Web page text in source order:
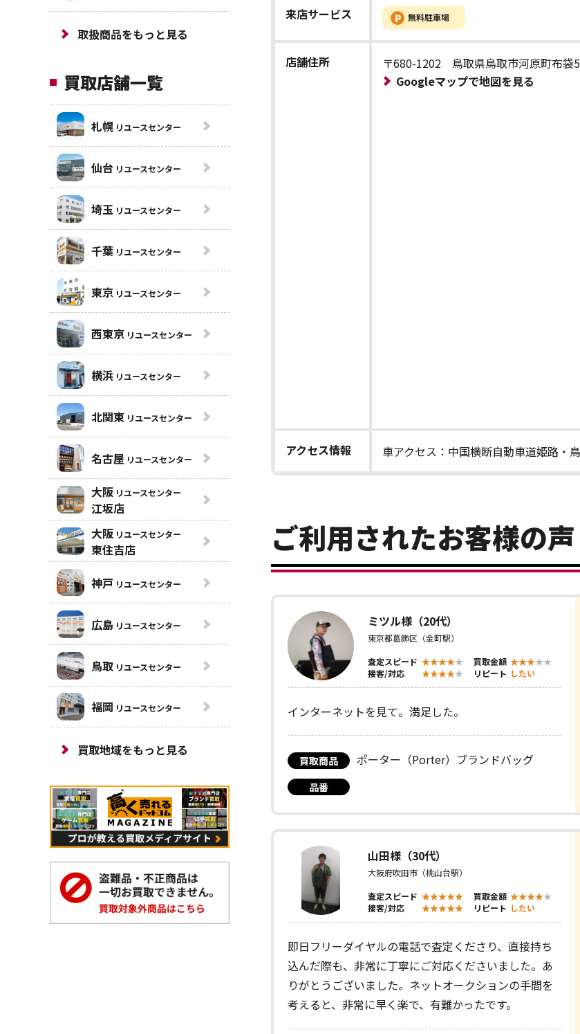
来店サービス
店舗住所
〒680-1202 鳥取県鳥取市河原町布袋
Googleマップで地図を見る
アクセス情報 車アクセス：中国横断自動車道姫路・
ご利用されたお客様の声
ミツル様（20代）
東京都葛飾区（金町駅）
査定スピード
買取金額
接客/対応
リピート したい
インターネットを見て。満足した。
買取商品 ポーター（Porter）ブランドバッグ
品番
山田様（30代）
大阪府吹田市（桃山台駅）
査定スピード
買取金額
接客/対応
リピート したい
即日フリーダイヤルの電話で査定くださり、直接持ち
込んだ際も、非常に丁寧にご対応くださいました。あ
りがとうございました。ネットオークションの手間を
考えると、非常に早く楽で、有難かったです。
取扱商品をもっと見る
買取店舗一覧
札幌 リユースセンター
仙台 リユースセンター
埼玉 リユースセンター
千葉 リユースセンター
東京 リユースセンター
西東京 リユースセンター
横浜 リユースセンター
北関東 リユースセンター
名古屋 リユースセンター
大阪 リユースセンター
江坂店
大阪 リユースセンター
東住吉店
神戸 リユースセンター
広島 リユースセンター
鳥取 リユースセンター
福岡 リユースセンター
買取地域をもっと見る